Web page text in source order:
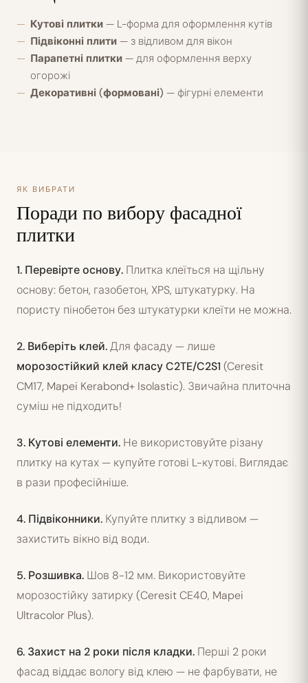
Кутові плитки — L-форма для оформлення кутів
Підвіконні плити — з відливом для вікон
Парапетні плитки — для оформлення верху
огорожі
Декоративні (формовані) — фігурні елементи
ЯК ВИБРАТИ
Поради по вибору фасадної
плитки
1. Перевірте основу. Плитка клеїться на щільну
основу: бетон, газобетон, XPS, штукатурку. На
пористу пінобетон без штукатурки клеїти не можна.
2. Виберіть клей.Для фасаду — лише
морозостійкий клей класу C2TE/C2S1 (Ceresit
CM17, Mapei Kerabond+ Isolastic). Звичайна плиточна
суміш не підходить!
3. Кутові елементи. Не використовуйте різану
плитку на кутах — купуйте готові L-кутові. Виглядає
в рази професійніше.
4. Підвіконники. Купуйте плитку з відливом —
захистить вікно від води.
5. Розшивка. Шов 8-12 мм. Використовуйте
морозостійку затирку (Ceresit CE40, Mapei
Ultracolor Plus).
6. Захист на 2 роки після кладки. Перші 2 роки
фасад віддає вологу від клею — не фарбувати, не